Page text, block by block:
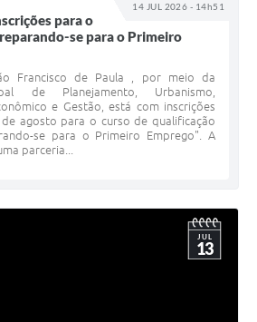
14 JUL 2026 - 14h51
para o
se para o Primeiro
Francisco de Paula , por meio da
de Planejamento, Urbanismo,
e Gestão, está com inscrições
agosto para o curso de qualificação
se para o Primeiro Emprego". A
parceria...
JUL
13